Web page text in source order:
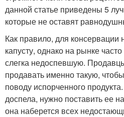
данной статье приведены 5
которые не оставят
Как правило, для
капусту, однако на рынке
слегка недоспевшую.
продавать именно такую,
поводу испорченного
доспела, нужно поставить ее
она наберется всех